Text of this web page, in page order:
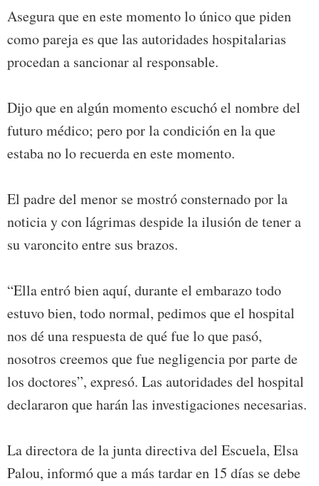
Asegura que en este momento lo único que piden
como pareja es que las autoridades hospitalarias
procedan a sancionar al responsable.
Dijo que en algún momento escuchó el nombre del
futuro médico; pero por la condición en la que
estaba no lo recuerda en este momento.
El padre del menor se mostró consternado por la
noticia y con lágrimas despide la ilusión de tener a
su varoncito entre sus brazos.
“Ella entró bien aquí, durante el embarazo todo
estuvo bien, todo normal, pedimos que el hospital
nos dé una respuesta de qué fue lo que pasó,
nosotros creemos que fue negligencia por parte de
los doctores”, expresó. Las autoridades del hospital
declararon que harán las investigaciones necesarias.
La directora de la junta directiva del Escuela, Elsa
Palou, informó que a más tardar en 15 días se debe